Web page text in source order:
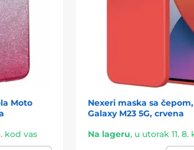
Moto
kod vas
Nexeri maska sa
Galaxy M23 5G, crvena
Na lageru, u utorak 11. 8.